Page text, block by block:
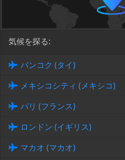
気候を探る:
バンコク (タイ)
メキシコシティ (メキシコ)
パリ (フランス)
ロンドン (イギリス)
マカオ (マカオ)